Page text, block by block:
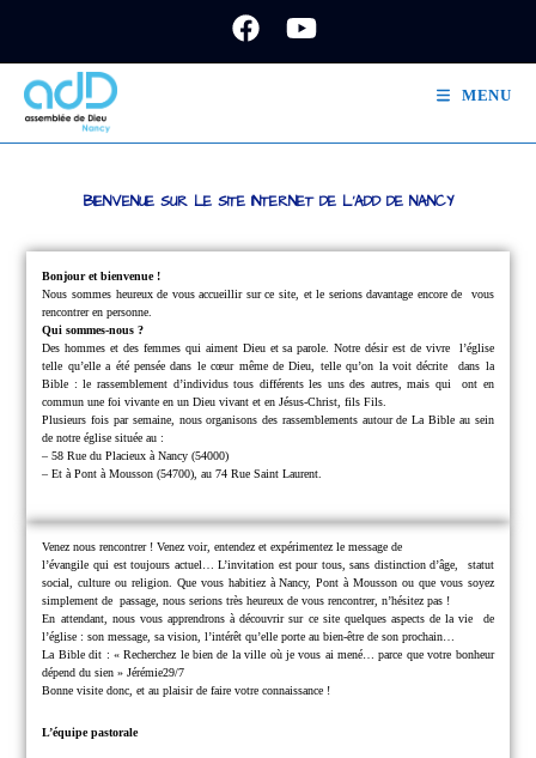
MENU
BIENVENUE SUR LE SITE INTERNET DE L'ADD DE NANCY
Bonjour et bienvenue !
Nous sommes heureux de vous accueillir sur ce site, et le serions davantage encore de vous
rencontrer en personne.
Qui sommes-nous ?
Des hommes et des femmes qui aiment Dieu et sa parole.Notre désir est de vivre l’église
telle qu’elle a été pensée dans le cœur même de Dieu, telle qu’on la voit décritedans la
Bible : le rassemblement d’individus tous différents les uns des autres, mais quiont en
commun une foi vivante en un Dieu vivant et en Jésus-Christ, fils Fils.
Plusieurs fois par semaine, nous organisons des rassemblements autour de La Bible au sein
de notre église située au :
– 58 Rue du Placieux à Nancy (54000)
– Et à Pont à Mousson (54700), au 74 Rue Saint Laurent.
Venez nous rencontrer !Venez voir, entendez et expérimentez le message de
l’évangile qui est toujours actuel… L’invitation est pour tous, sans distinction d’âge, statut
social, culture ou religion. Que vous habitiez à Nancy, Pont à Mousson ou que vous soyez
simplement depassage, nous serions très heureux de vous rencontrer, n’hésitez pas !
En attendant, nous vous apprendrons à découvrir sur ce site quelques aspects de la vie de
l’église : son message, sa vision, l’intérêt qu’elle porte au bien-être de son prochain…
La Bible dit : « Recherchez le bien de la ville où je vous ai mené… parce quevotre bonheur
dépend du sien » Jérémie29/7
Bonne visite donc, et au plaisir de faire votre connaissance !
L’équipe pastorale